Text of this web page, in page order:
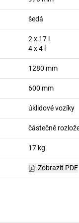
šedá
2 x 17
4 x 4
1280 mm
600 mm
úklidové vozíky
částečně
17 kg
Zobrazit PDF